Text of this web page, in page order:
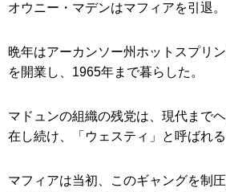
オウニー・マデンはマフィアを引退。
晩年はアーカンソー州ホットスプリ
を開業し、1965年まで暮らした。
マドュンの組織の残党は、現代まで
在し続け、「ウェスティ」と呼ばれる
マフィアは当初、このギャングを制